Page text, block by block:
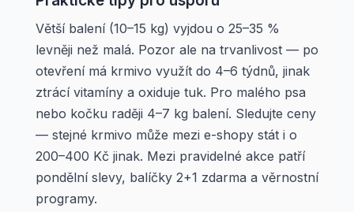
Větší balení (10–15 kg) vyjdou o 25–35 %
levněji než malá. Pozor ale na trvanlivost — po
otevření má krmivo využít do 4–6 týdnů, jinak
ztrácí vitamíny a oxiduje tuk. Pro malého psa
nebo kočku raději 4–7 kg balení. Sledujte ceny
— stejné krmivo může mezi e-shopy stát i o
200–400 Kč jinak. Mezi pravidelné akce patří
pondělní slevy, balíčky 2+1 zdarma a věrnostní
programy.